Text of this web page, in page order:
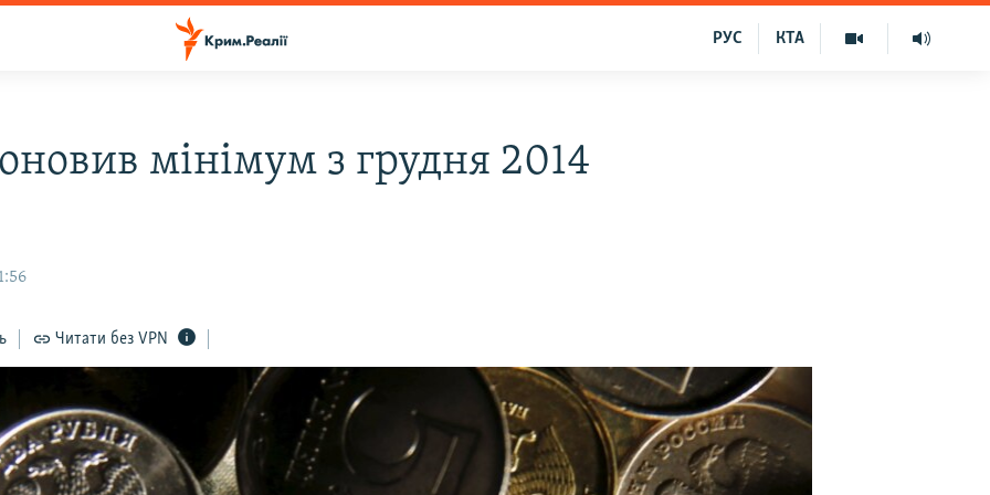
КТА
РУС
мінімум з грудня 2014
Читати без VPN